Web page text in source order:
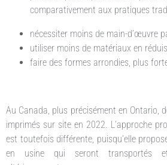
comparativement aux pratiques
nécessiter moins de main-d’œuvre
utiliser moins de matériaux en
faire des formes arrondies, plus
Au Canada, plus précisément en Ontario,
imprimés sur site en 2022. L’approche
est toutefois différente, puisqu’elle
en usine qui seront transportés